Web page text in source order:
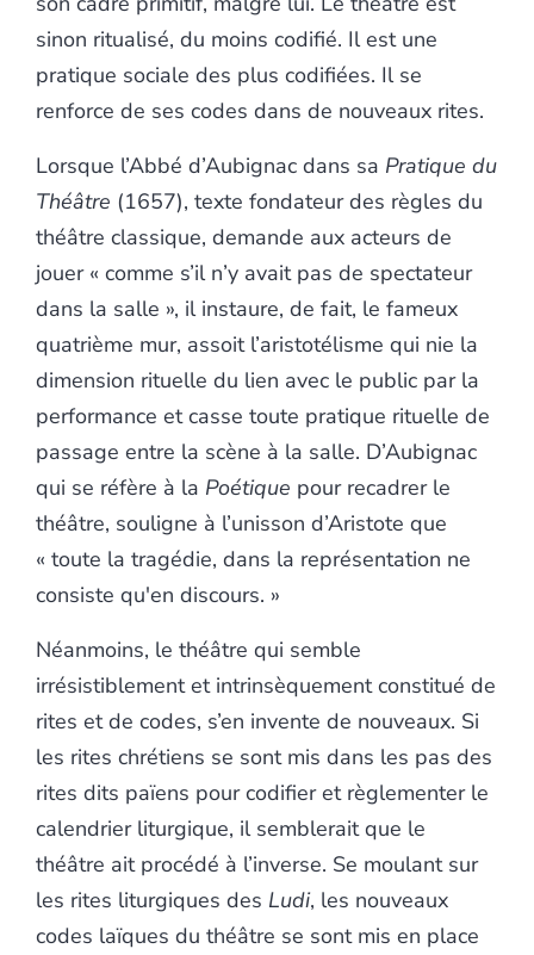
sinon ritualisé, du moins codifié. Il est une
pratique sociale des plus codifiées. Il se
renforce de ses codes dans de nouveaux rites.
Lorsque l’Abbé d’Aubignac dans sa Pratique du
Théâtre (1657), texte fondateur des règles du
théâtre classique, demande aux acteurs de
jouer « comme s’il n’y avait pas de spectateur
dans la salle », il instaure, de fait, le fameux
quatrième mur, assoit l’aristotélisme qui nie la
dimension rituelle du lien avec le public par la
performance et casse toute pratique rituelle de
passage entre la scène à la salle. D’Aubignac
qui se réfère à la Poétique pour recadrer le
théâtre, souligne à l’unisson d’Aristote que
« toute la tragédie, dans la représentation ne
consiste qu'en discours. »
Néanmoins, le théâtre qui semble
irrésistiblement et intrinsèquement constitué de
rites et de codes, s’en invente de nouveaux. Si
les rites chrétiens se sont mis dans les pas des
rites dits païens pour codifier et règlementer le
calendrier liturgique, il semblerait que le
théâtre ait procédé à l’inverse. Se moulant sur
les rites liturgiques des Ludi, les nouveaux
codes laïques du théâtre se sont mis en place